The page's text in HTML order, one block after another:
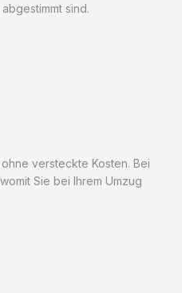
sind.
versteckte Kosten. Bei
Sie bei Ihrem Umzug